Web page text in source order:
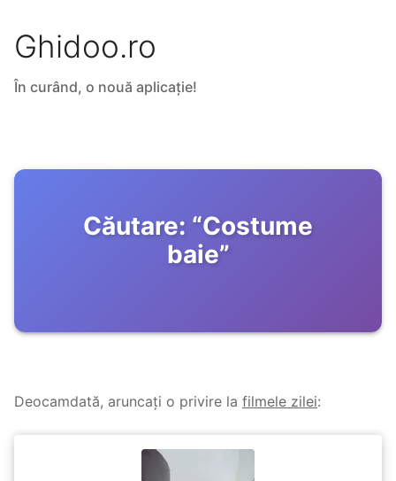
Ghidoo.ro
În curând, o nouă aplicație!
Căutare: “Costume
baie”
Deocamdată, aruncați o privire la filmele zilei: